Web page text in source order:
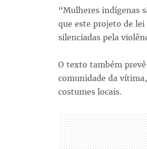
“Mulheres indígenas
que este projeto de
silenciadas pela
O texto também
comunidade da
costumes locais.